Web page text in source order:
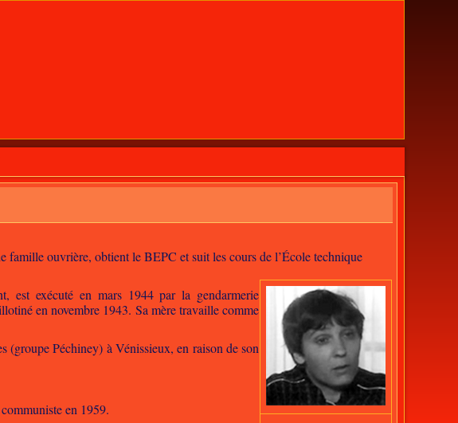
ouvrière, obtient le BEPC et suit les cours de l’École technique
est exécuté en mars 1944 par la gendarmerie
en novembre 1943. Sa mère travaille comme
(groupe Péchiney) à Vénissieux, en raison de son
en 1959.